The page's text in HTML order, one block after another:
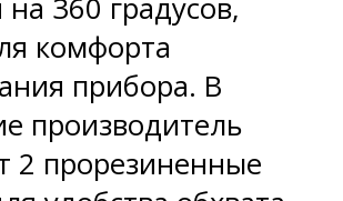
360 градусов,
комфорта
прибора. В
производитель
2 прорезиненные